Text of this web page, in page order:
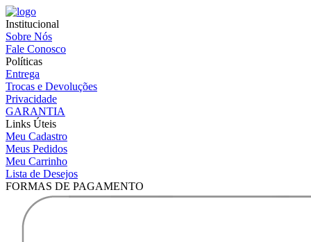
Institucional
Sobre Nós
Fale Conosco
Políticas
Entrega
Trocas e Devoluções
Privacidade
GARANTIA
Links Úteis
Meu Cadastro
Meus Pedidos
Meu Carrinho
Lista de Desejos
FORMAS DE PAGAMENTO